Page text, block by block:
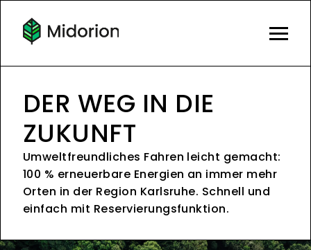
DER WEG IN DIE
ZUKUNFT
Umweltfreundliches Fahren leicht gemacht:
100 % erneuerbare Energien an immer mehr
Orten in der Region Karlsruhe. Schnell und
einfach mit Reservierungsfunktion.